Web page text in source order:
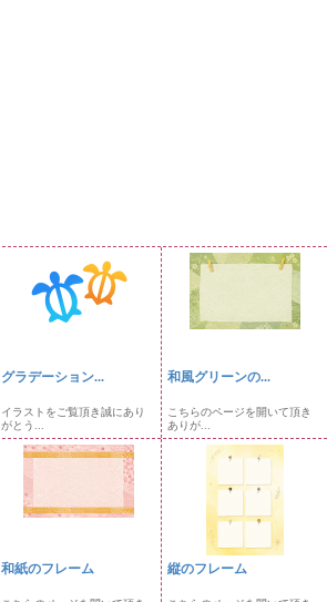
グラデーション...
イラストをご覧頂き誠にあり
がとう...
和風グリーンの...
こちらのページを開いて頂き
ありが...
和紙のフレーム 縦のフレーム